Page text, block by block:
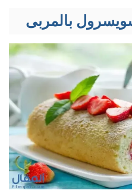
بالمربى